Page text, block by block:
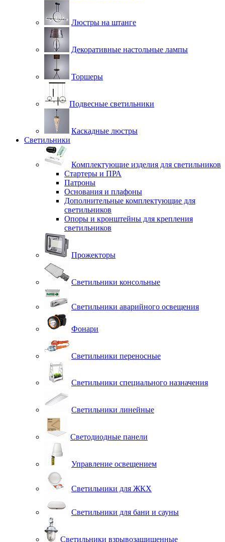
Люстры на штанге
Декоративные настольные лампы
Торшеры
Подвесные светильники
Каскадные люстры
Светильники
Комплектующие изделия для светильников
Стартеры и ПРА
Патроны
Основания и плафоны
Дополнительные комплектующие для
светильников
Опоры и кронштейны для крепления
светильников
Прожекторы
Светильники консольные
Светильники аварийного освещения
Фонари
Светильники переносные
Светильники специального назначения
Светильники линейные
Светодиодные панели
Управление освещением
Светильники для ЖКХ
Светильники для бани и сауны
Светильники взрывозащищенные